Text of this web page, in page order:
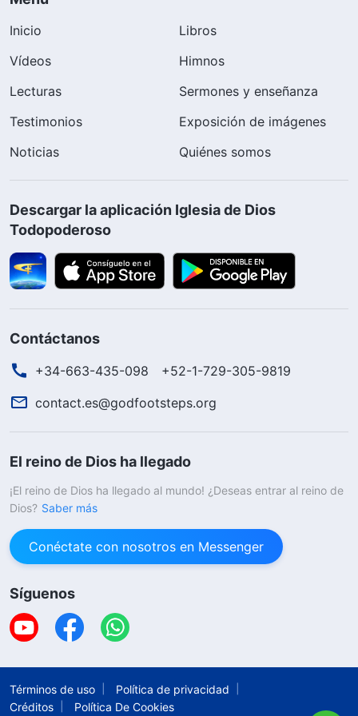
Inicio
Libros
Vídeos
Himnos
Lecturas
Sermones y enseñanza
Testimonios
Exposición de imágenes
Noticias
Quiénes somos
Descargar la aplicación Iglesia de Dios
Todopoderoso
Contáctanos
+34-663-435-098
+52-1-729-305-9819
contact.es@godfootsteps.org
El reino de Dios ha llegado
¡El reino de Dios ha llegado al mundo! ¿Deseas entrar al reino de
Dios? Saber más
Conéctate con nosotros en Messenger
Síguenos
Términos de uso
Política de privacidad
Créditos
Política De Cookies